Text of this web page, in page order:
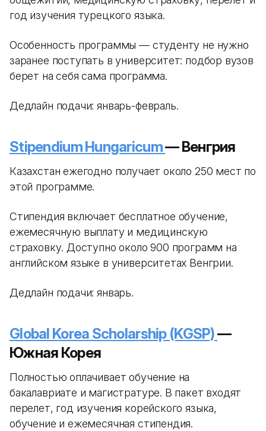
год изучения турецкого языка.
Особенность программы — студенту не нужно
заранее поступать в университет: подбор вузов
берет на себя сама программа.
Дедлайн подачи: январь-февраль.
Stipendium Hungaricum— Венгрия
Казахстан ежегодно получает около 250 мест по
этой программе.
Стипендия включает бесплатное обучение,
ежемесячную выплату и медицинскую
страховку. Доступно около 900 программ на
английском языке в университетах Венгрии.
Дедлайн подачи: январь.
Global Korea Scholarship (KGSP)—
Южная Корея
Полностью оплачивает обучение на
бакалавриате и магистратуре. В пакет входят
перелет, год изучения корейского языка,
обучение и ежемесячная стипендия.